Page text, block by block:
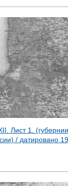
Лист 1.
/ датировано